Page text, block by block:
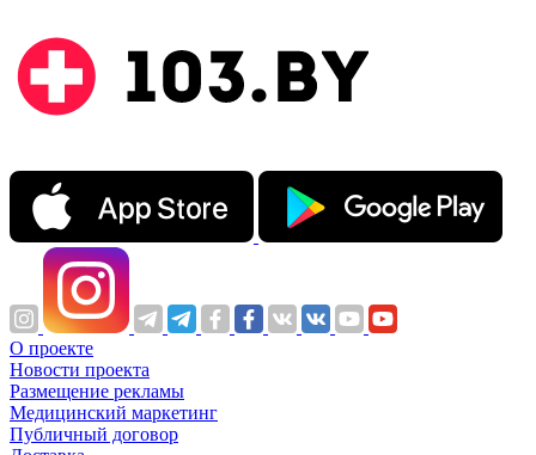
О проекте
Новости проекта
Размещение рекламы
Медицинский маркетинг
Публичный договор